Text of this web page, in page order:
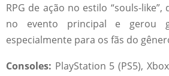
RPG de ação no estilo “souls-
no evento principal e gerou
especialmente para os fãs do
Consoles: PlayStation 5 (PS5),